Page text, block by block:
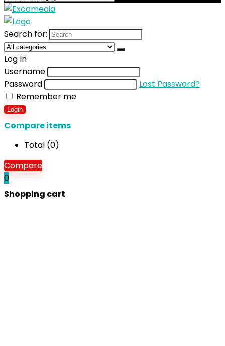
Search for:
Log In
Username
Password
Lost Password?
Remember me
Login
Compare items
Total (0)
Compare
0
Shopping cart